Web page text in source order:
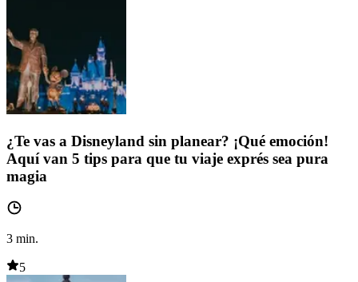
¿Te vas a Disneyland sin planear? ¡Qué emoción!
Aquí van 5 tips para que tu viaje exprés sea pura
magia
3 min.
5